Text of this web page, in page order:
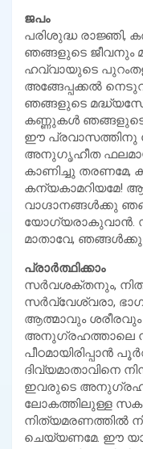
ജപം
പരിശുദ്ധ രാജ്ഞി,
ഞങ്ങളുടെ ജീവനും
ഹവ്വായുടെ
അങ്ങേപ്പക്കല്‍
ഞങ്ങളുടെ
കണ്ണുകള്‍ ഞങ്ങളുടെ
ഈ പ്രവാസത്തിനു
അനുഗൃഹീത
കാണിച്ചു
കന്യകാമറിയമേ!
വാഗ്ദാനങ്ങള്‍ക്കു
യോഗ്യരാകുവാന്‍.
മാതാവേ, ഞങ്ങള്‍ക്കു
പ്രാര്‍ത്ഥിക്കാം
സര്‍വശക്തനും,
സര്‍വ്വേശ്വരാ,
ആത്മാവും
അനുഗ്രഹത്താലെ
പീഠമായിരിപ്പാന്‍
ദിവ്യമാതാവിനെ
ഇവരുടെ
ലോകത്തിലുള്ള
നിത്യമരണത്തില്‍
ചെയ്യണമേ. ഈ